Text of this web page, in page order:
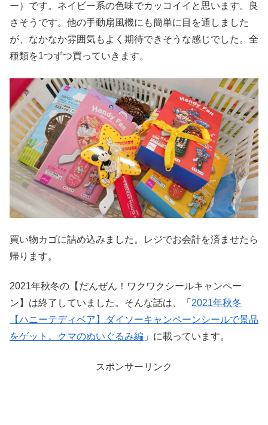
ー）です。ネイビー系の色味でカッコイイと思います。良
さそうです。他の手動扇風機にも簡単に目を通しました
が、なかなか雰囲気もよく期待できそうな感じでした。全
種類を1つずつ買っていきます。
買い物カゴに詰め込みました。レジでお会計を済ませたら
帰ります。
2021年秋冬の【だんぜん！ワクワクシールキャンペー
ン】は終了していました。そんな話は、「 2021年秋冬
【ハニーテディベア】ダイソーキャンペーンシールで景品
をゲット。クマのぬいぐるみ編 」に載っています。
スポンサーリンク